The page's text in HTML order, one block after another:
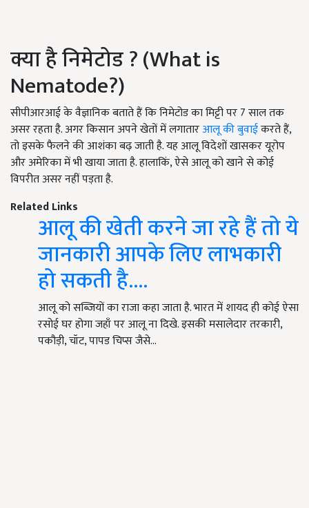
क्या है निमेटोड ? (What is
Nematode?)
सीपीआरआई के वैज्ञानिक बताते हैं कि निमेटोड का मिट्टी पर 7 साल तक
असर रहता है. अगर किसान अपने खेतों में लगातारआलू की बुवाईकरते हैं,
तो इसके फैलने की आशंका बढ़ जाती है. यह आलू विदेशों खासकर यूरोप
और अमेरिका में भी खाया जाता है. हालाकिं, ऐसे आलू को खाने से कोई
विपरीत असर नहीं पड़ता है.
Related Links
आलू की खेती करने जा रहे हैं तो ये
जानकारी आपके लिए लाभकारी
हो सकती है....
आलू को सब्जियों का राजा कहा जाता है. भारत में शायद ही कोई ऐसा
रसोई घर होगा जहाँ पर आलू ना दिखे. इसकी मसालेदार तरकारी,
पकौड़ी, चॉट, पापड चिप्स जैसे…